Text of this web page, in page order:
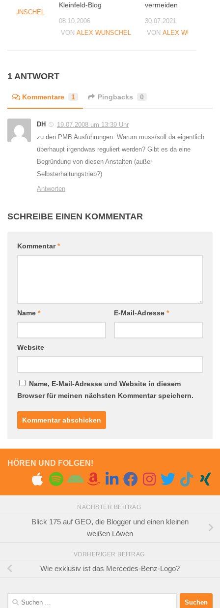
Kleinfeld-Blog
08.10.2006
VON ALEX WUNSCHEL
vermeiden
30.07.2021
VONALEX WUNSCHEL
WUNSCHEL
1 ANTWORT
Kommentare 1 Pingbacks 0
DH
19.07.2008 um 13:39 Uhr
zu den PMB Ausführungen: Warum muss/soll da eigentlich
überhaupt irgendwas reguliert werden? Gibt es da eine
Begründung von diesen Anstalten (außer
Selbsterhaltungstrieb?)
Antworten
SCHREIBE EINEN KOMMENTAR
Kommentar*
Name * E-Mail-Adresse *
Website
Name, E-Mail-Adresse und Website in diesem
Browser für meinen nächsten Kommentar speichern.
HÖREN UND FOLGEN!
NÄCHSTER BEITRAG
Blick 175 auf GEO, die Blogger und einen kleinen
weißen Löwen
VORHERIGER BEITRAG
Wie exklusiv ist das Mercedes-Benz-Logo?
Suchen